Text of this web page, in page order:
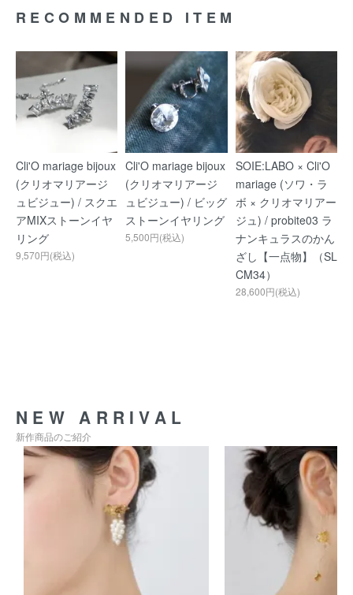
RECOMMENDED ITEM
Cli'O mariage bijoux
(クリオマリアージ
ュビジュー) / スクエ
アMIXストーンイヤ
リング
9,570円(税込)
Cli'O mariage bijoux
(クリオマリアージ
ュビジュー) / ビッグ
ストーンイヤリング
5,500円(税込)
SOIE:LABO × Cli'O
mariage (ソワ・ラ
ボ × クリオマリアー
ジュ) / probite03 ラ
ナンキュラスのかん
ざし【一点物】（SL
CM34）
28,600円(税込)
NEW ARRIVAL
新作商品のご紹介